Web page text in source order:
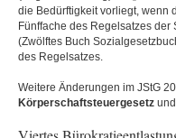
die Bedürftigkeit vorliegt, wenn
Fünffache des Regelsatzes der
(Zwölftes Buch
des Regelsatzes.
Weitere Änderungen im JStG
Körperschaftsteuergesetz